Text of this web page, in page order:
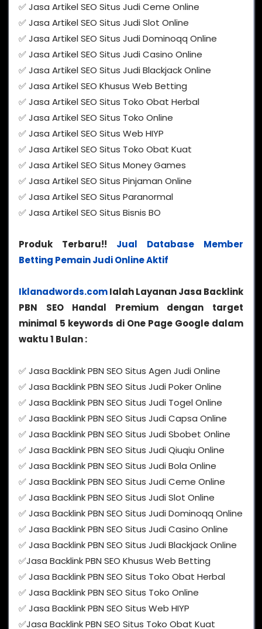
✅ Jasa Artikel SEO Situs Judi Ceme Online
✅ Jasa Artikel SEO Situs Judi Slot Online
✅ Jasa Artikel SEO Situs Judi Dominoqq Online
✅ Jasa Artikel SEO Situs Judi Casino Online
✅ Jasa Artikel SEO Situs Judi Blackjack Online
✅ Jasa Artikel SEO Khusus Web Betting
✅ Jasa Artikel SEO Situs Toko Obat Herbal
✅ Jasa Artikel SEO Situs Toko Online
✅ Jasa Artikel SEO Situs Web HIYP
✅ Jasa Artikel SEO Situs Toko Obat Kuat
✅ Jasa Artikel SEO Situs Money Games
✅ Jasa Artikel SEO Situs Pinjaman Online
✅ Jasa Artikel SEO Situs Paranormal
✅ Jasa Artikel SEO Situs Bisnis BO
Produk Terbaru!! Jual Database Member
Betting Pemain Judi Online Aktif
Iklanadwords.comIalah Layanan Jasa Backlink
PBN SEO Handal Premium dengan target
minimal 5 keywords di One Page Google dalam
waktu 1 Bulan :
✅ Jasa Backlink PBN SEO Situs Agen Judi Online
✅ Jasa Backlink PBN SEO Situs Judi Poker Online
✅ Jasa Backlink PBN SEO Situs Judi Togel Online
✅ Jasa Backlink PBN SEO Situs Judi Capsa Online
✅ Jasa Backlink PBN SEO Situs Judi Sbobet Online
✅ Jasa Backlink PBN SEO Situs Judi Qiuqiu Online
✅ Jasa Backlink PBN SEO Situs Judi Bola Online
✅ Jasa Backlink PBN SEO Situs Judi Ceme Online
✅ Jasa Backlink PBN SEO Situs Judi Slot Online
✅ Jasa Backlink PBN SEO Situs Judi Dominoqq Online
✅ Jasa Backlink PBN SEO Situs Judi Casino Online
✅ Jasa Backlink PBN SEO Situs Judi Blackjack Online
✅Jasa Backlink PBN SEO Khusus Web Betting
✅ Jasa Backlink PBN SEO Situs Toko Obat Herbal
✅ Jasa Backlink PBN SEO Situs Toko Online
✅ Jasa Backlink PBN SEO Situs Web HIYP
✅Jasa Backlink PBN SEO Situs Toko Obat Kuat